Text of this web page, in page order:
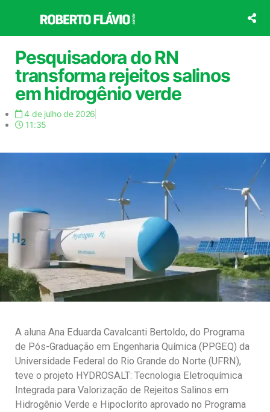
o
conteúdo
Pesquisadora do RN
transforma rejeitos salinos
em hidrogênio verde
4 de julho de 2026
11:35
A aluna Ana Eduarda Cavalcanti Bertoldo, do Programa
de Pós-Graduação em Engenharia Química (PPGEQ) da
Universidade Federal do Rio Grande do Norte (UFRN),
teve o projeto HYDROSALT: Tecnologia Eletroquímica
Integrada para Valorização de Rejeitos Salinos em
Hidrogênio Verde e Hipoclorito aprovado no Programa